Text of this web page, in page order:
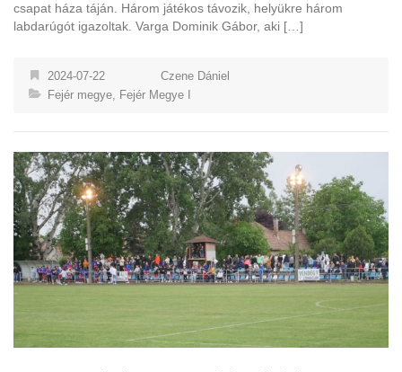
csapat háza táján. Három játékos távozik, helyükre három
labdarúgót igazoltak. Varga Dominik Gábor, aki […]
2024-07-22
Czene Dániel
Fejér megye, Fejér Megye I